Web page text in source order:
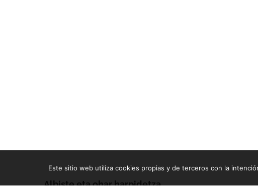
Albiste eta ohar harpidetza
Este sitio web utiliza cookies propias y de terceros con la